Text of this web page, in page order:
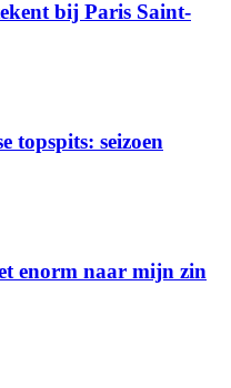
bij Paris Saint-
topspits: seizoen
enorm naar mijn zin